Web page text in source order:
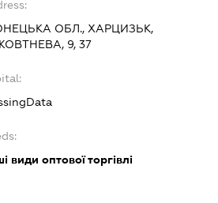
ОБЛ., ХАРЦИЗЬК,
9, 37
види оптової торгівлі